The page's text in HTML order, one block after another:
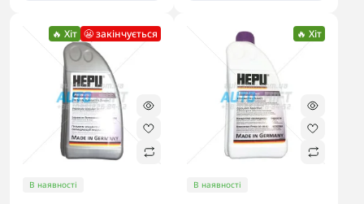
🔥 Хіт 😬 закінчується
В наявності
🔥 Хіт
В наявності